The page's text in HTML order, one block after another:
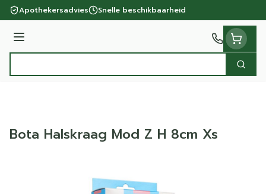
Ga naar de inhoud
Apothekersadvies Snelle beschikbaarheid
Menu
Zoek
Bota Halskraag Mod Z H 8cm Xs